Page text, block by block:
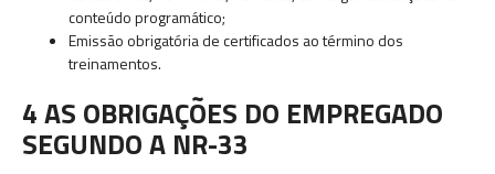
conteúdo programático;
Emissão obrigatória de certificados ao término dos
treinamentos.
4 AS OBRIGAÇÕES DO EMPREGADO
SEGUNDO A NR-33